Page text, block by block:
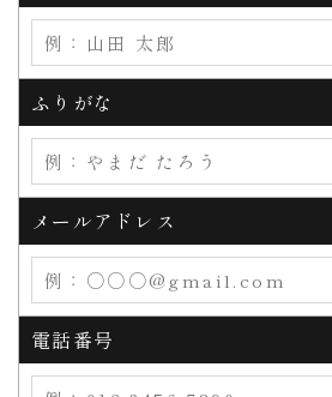
ふりがな
メールアドレス
電話番号